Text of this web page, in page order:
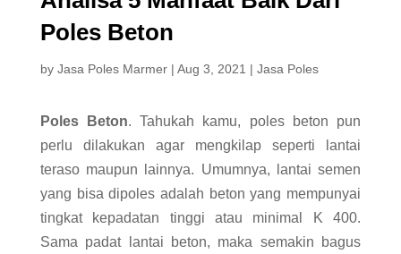
Poles Beton
by Jasa Poles Marmer| Aug 3, 2021 | Jasa Poles
Poles Beton. Tahukah kamu, poles beton pun
perlu dilakukan agar mengkilap seperti lantai
teraso maupun lainnya. Umumnya, lantai semen
yang bisa dipoles adalah beton yang mempunyai
tingkat kepadatan tinggi atau minimal K 400.
Sama padat lantai beton, maka semakin bagus